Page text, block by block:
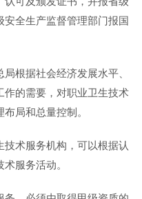
全生产监督管理部门报国
根据社会经济发展水平、
作的需要，对职业卫生技术
局和总量控制。
术服务机构，可以根据认
服务活动。